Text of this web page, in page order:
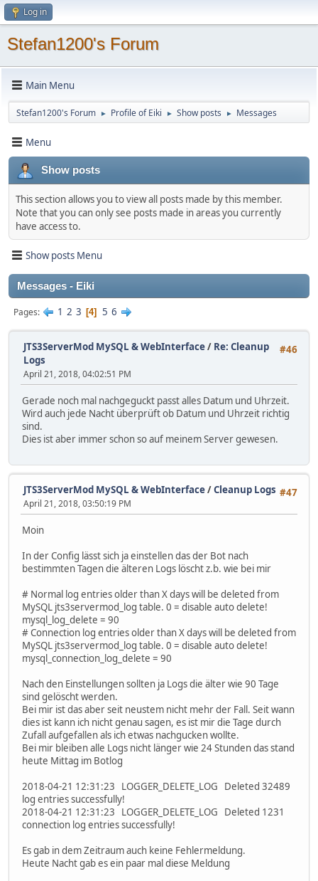
Log in
Stefan1200's Forum
Main Menu
Stefan1200's Forum ► Profile of Eiki ► Show posts ► Messages
Menu
Show posts
This section allows you to view all posts made by this member.
Note that you can only see posts made in areas you currently
have access to.
Show posts Menu
Messages - Eiki
Pages 1 2 3 4 5 6
#46
JTS3ServerMod MySQL & WebInterface/ Re: Cleanup
Logs
April 21, 2018, 04:02:51 PM
Gerade noch mal nachgeguckt passt alles Datum und Uhrzeit.
Wird auch jede Nacht überprüft ob Datum und Uhrzeit richtig
sind.
Dies ist aber immer schon so auf meinem Server gewesen.
#47
JTS3ServerMod MySQL & WebInterface/Cleanup Logs
April 21, 2018, 03:50:19 PM
Moin
In der Config lässt sich ja einstellen das der Bot nach
bestimmten Tagen die älteren Logs löscht z.b. wie bei mir
# Normal log entries older than X days will be deleted from
MySQL jts3servermod_log table. 0 = disable auto delete!
mysql_log_delete = 90
# Connection log entries older than X days will be deleted from
MySQL jts3servermod_log table. 0 = disable auto delete!
mysql_connection_log_delete = 90
Nach den Einstellungen sollten ja Logs die älter wie 90 Tage
sind gelöscht werden.
Bei mir ist das aber seit neustem nicht mehr der Fall. Seit wann
dies ist kann ich nicht genau sagen, es ist mir die Tage durch
Zufall aufgefallen als ich etwas nachgucken wollte.
Bei mir bleiben alle Logs nicht länger wie 24 Stunden das stand
heute Mittag im Botlog
2018-04-21 12:31:23 LOGGER_DELETE_LOG Deleted 32489
log entries successfully!
2018-04-21 12:31:23 LOGGER_DELETE_LOG Deleted 1231
connection log entries successfully!
Es gab in dem Zeitraum auch keine Fehlermeldung.
Heute Nacht gab es ein paar mal diese Meldung